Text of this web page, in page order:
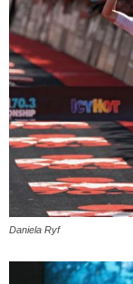
Daniela Ryf